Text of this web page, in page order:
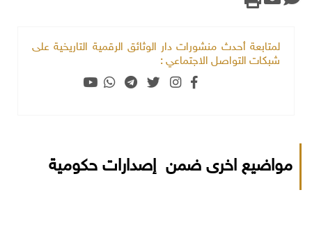
لمتابعة أحدث منشورات دار الوثائق الرقمية التاريخية على
شبكات التواصل الاجتماعي :
مواضيع اخرى ضمن إصدارات حكومية